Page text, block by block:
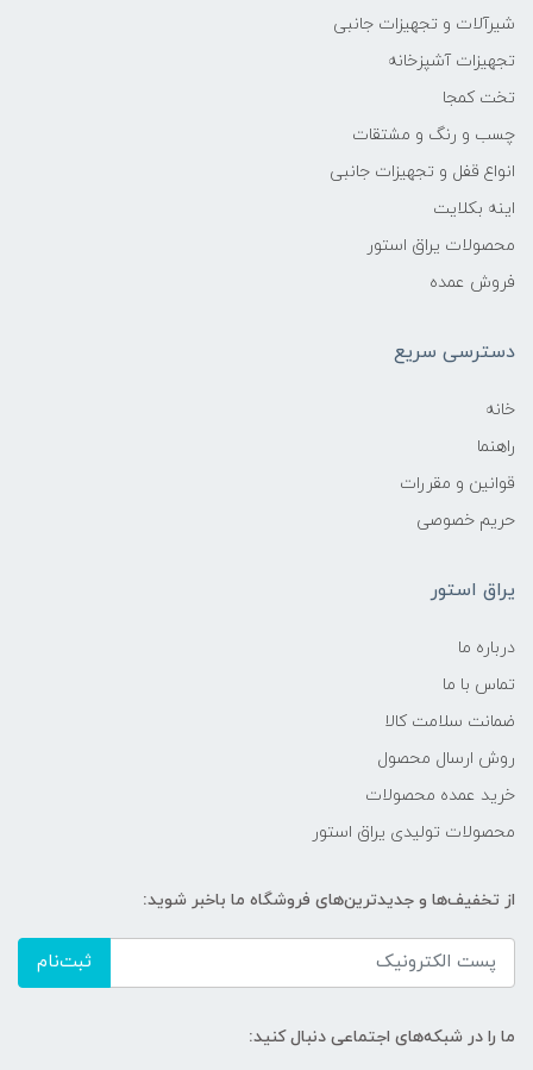
شیرآلات و تجهیزات جانبی
تجهیزات آشپزخانه
تخت کمجا
چسب و رنگ و مشتقات
انواع قفل و تجهیزات جانبی
اینه بکلایت
محصولات یراق استور
فروش عمده
دسترسی سریع
خانه
راهنما
قوانین و مقررات
حریم خصوصی
یراق استور
درباره ما
تماس با ما
ضمانت سلامت کالا
روش ارسال محصول
خرید عمده محصولات
محصولات تولیدی یراق استور
از تخفیف‌ها و جدیدترین‌های فروشگاه ما باخبر شوید:
ثبت‌نام
ما را در شبکه‌های اجتماعی دنبال کنید: